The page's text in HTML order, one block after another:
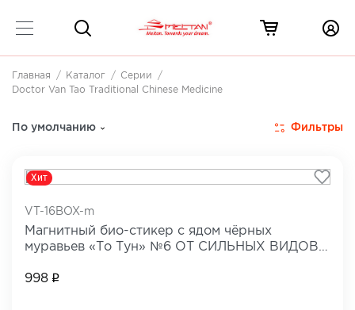
Главная Каталог
Серии
Doctor Van Tao Traditional Chinese Medicine
По умолчанию Фильтры
Хит
VT-16BOX-m
Магнитный био-стикер с ядом чёрных
муравьев «То Тун» №6 ОТ СИЛЬНЫХ ВИДОВ
998